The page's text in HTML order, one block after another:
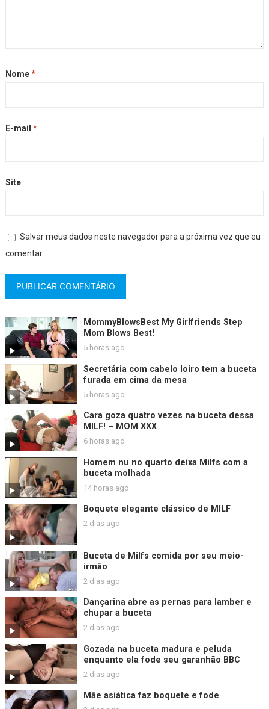
Nome*
E-mail *
Site
Salvar meus dados neste navegador para a próxima vez que eu
comentar.
MommyBlowsBest My Girlfriends Step
Mom Blows Best!
5 horas ago
Secretária com cabelo loiro tem a buceta
furada em cima da mesa
5 horas ago
Cara goza quatro vezes na buceta dessa
MILF! – MOM XXX
6 horas ago
Homem nu no quarto deixa Milfs com a
buceta molhada
14 horas ago
Boquete elegante clássico de MILF
2 dias ago
Buceta de Milfs comida por seu meio-
irmão
2 dias ago
Dançarina abre as pernas para lamber e
chupar a buceta
2 dias ago
Gozada na buceta madura e peluda
enquanto ela fode seu garanhão BBC
2 dias ago
Mãe asiática faz boquete e fode